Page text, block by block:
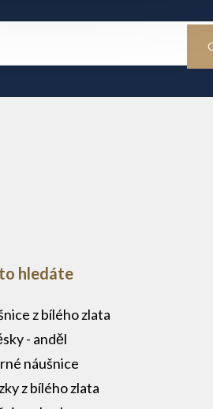
hledáte
z bílého zlata
- anděl
náušnice
z bílého zlata